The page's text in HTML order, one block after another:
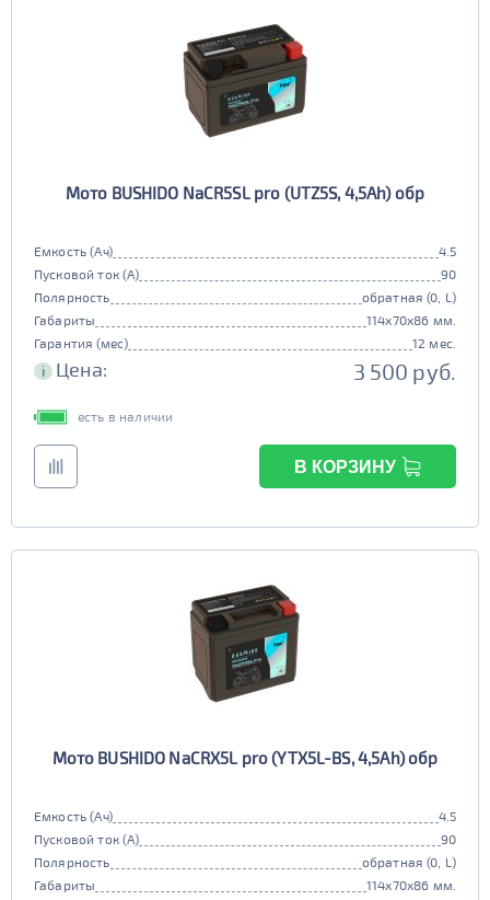
Мото BUSHIDO NaCR5SL pro (UTZ5S, 4,5Ah) обр
Емкость (Ач)
4.5
Пусковой ток (А)
90
Полярность
обратная (0, L)
Габариты
114x70x86 мм.
Гарантия (мес)
12 мес.
i Цена: 3 500 руб.
есть в наличии
В КОРЗИНУ
Мото BUSHIDO NaCRX5L pro (YTX5L-BS, 4,5Ah) обр
Емкость (Ач)
4.5
Пусковой ток (А)
90
Полярность
обратная (0, L)
Габариты
114x70x86 мм.